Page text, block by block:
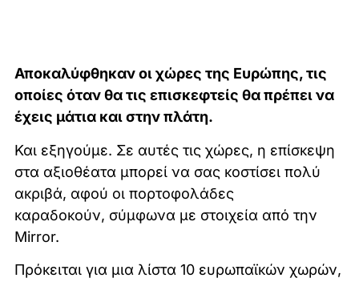
Αποκαλύφθηκαν οι χώρες της Ευρώπης, τις
οποίες όταν θα τις επισκεφτείς θα πρέπει να
έχεις μάτια και στην πλάτη.
Και εξηγούμε. Σε αυτές τις χώρες, η επίσκεψη
στα αξιοθέατα μπορεί να σας κοστίσει πολύ
ακριβά, αφού οι πορτοφολάδες
καραδοκούν, σύμφωνα με στοιχεία από την
Mirror.
Πρόκειται για μια λίστα 10 ευρωπαϊκών χωρών,